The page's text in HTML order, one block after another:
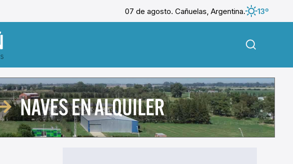
07 de agosto. Cañuelas, Argentina.
13º